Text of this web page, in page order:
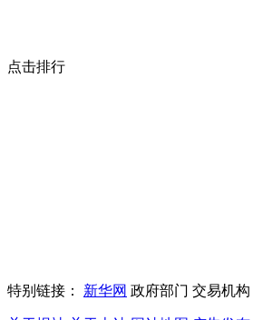
点击排行
特别链接： 新华网 政府部门 交易机构